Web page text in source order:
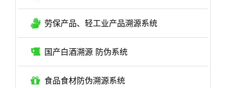
劳保产品、轻工业产品溯源系统
国产白酒溯源 防伪系统
食品食材防伪溯源系统